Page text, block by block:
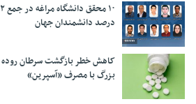
۱۰ محقق دانشگاه مراغه در جمع ۲
درصد دانشمندان جهان
کاهش خطر بازگشت سرطان روده
بزرگ با مصرف «آسپرین»